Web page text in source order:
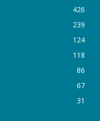
426
239
124
118
86
67
31